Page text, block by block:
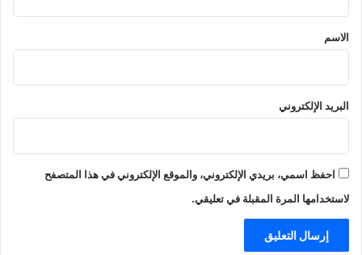
*
الاسم
البريد الإلكتروني
احفظ اسمي، بريدي الإلكتروني، والموقع الإلكتروني في هذا المتصفح
لاستخدامها المرة المقبلة في تعليقي.